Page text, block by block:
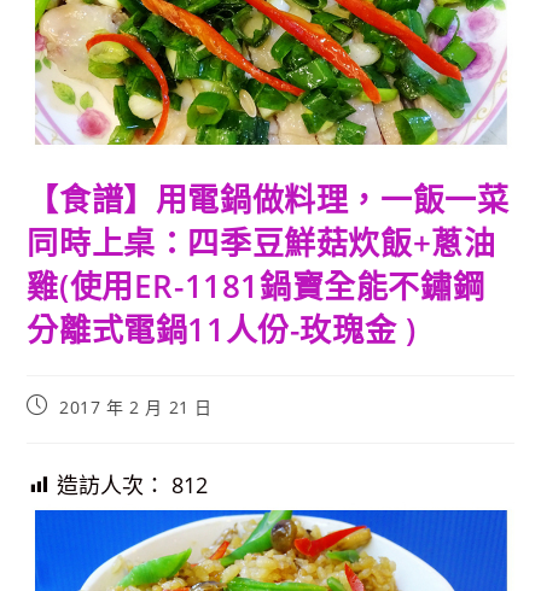
【食譜】用電鍋做料理，一飯一菜
同時上桌：四季豆鮮菇炊飯+蔥油
雞(使用ER-1181鍋寶全能不鏽鋼
分離式電鍋11人份-玫瑰金 )
Post2017 年 2 月 21 日
造訪人次： 812